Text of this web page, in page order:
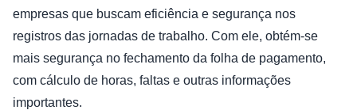
empresas que buscam eficiência e segurança nos
registros das jornadas de trabalho. Com ele, obtém-se
mais segurança no fechamento da folha de pagamento,
com cálculo de horas, faltas e outras informações
importantes.